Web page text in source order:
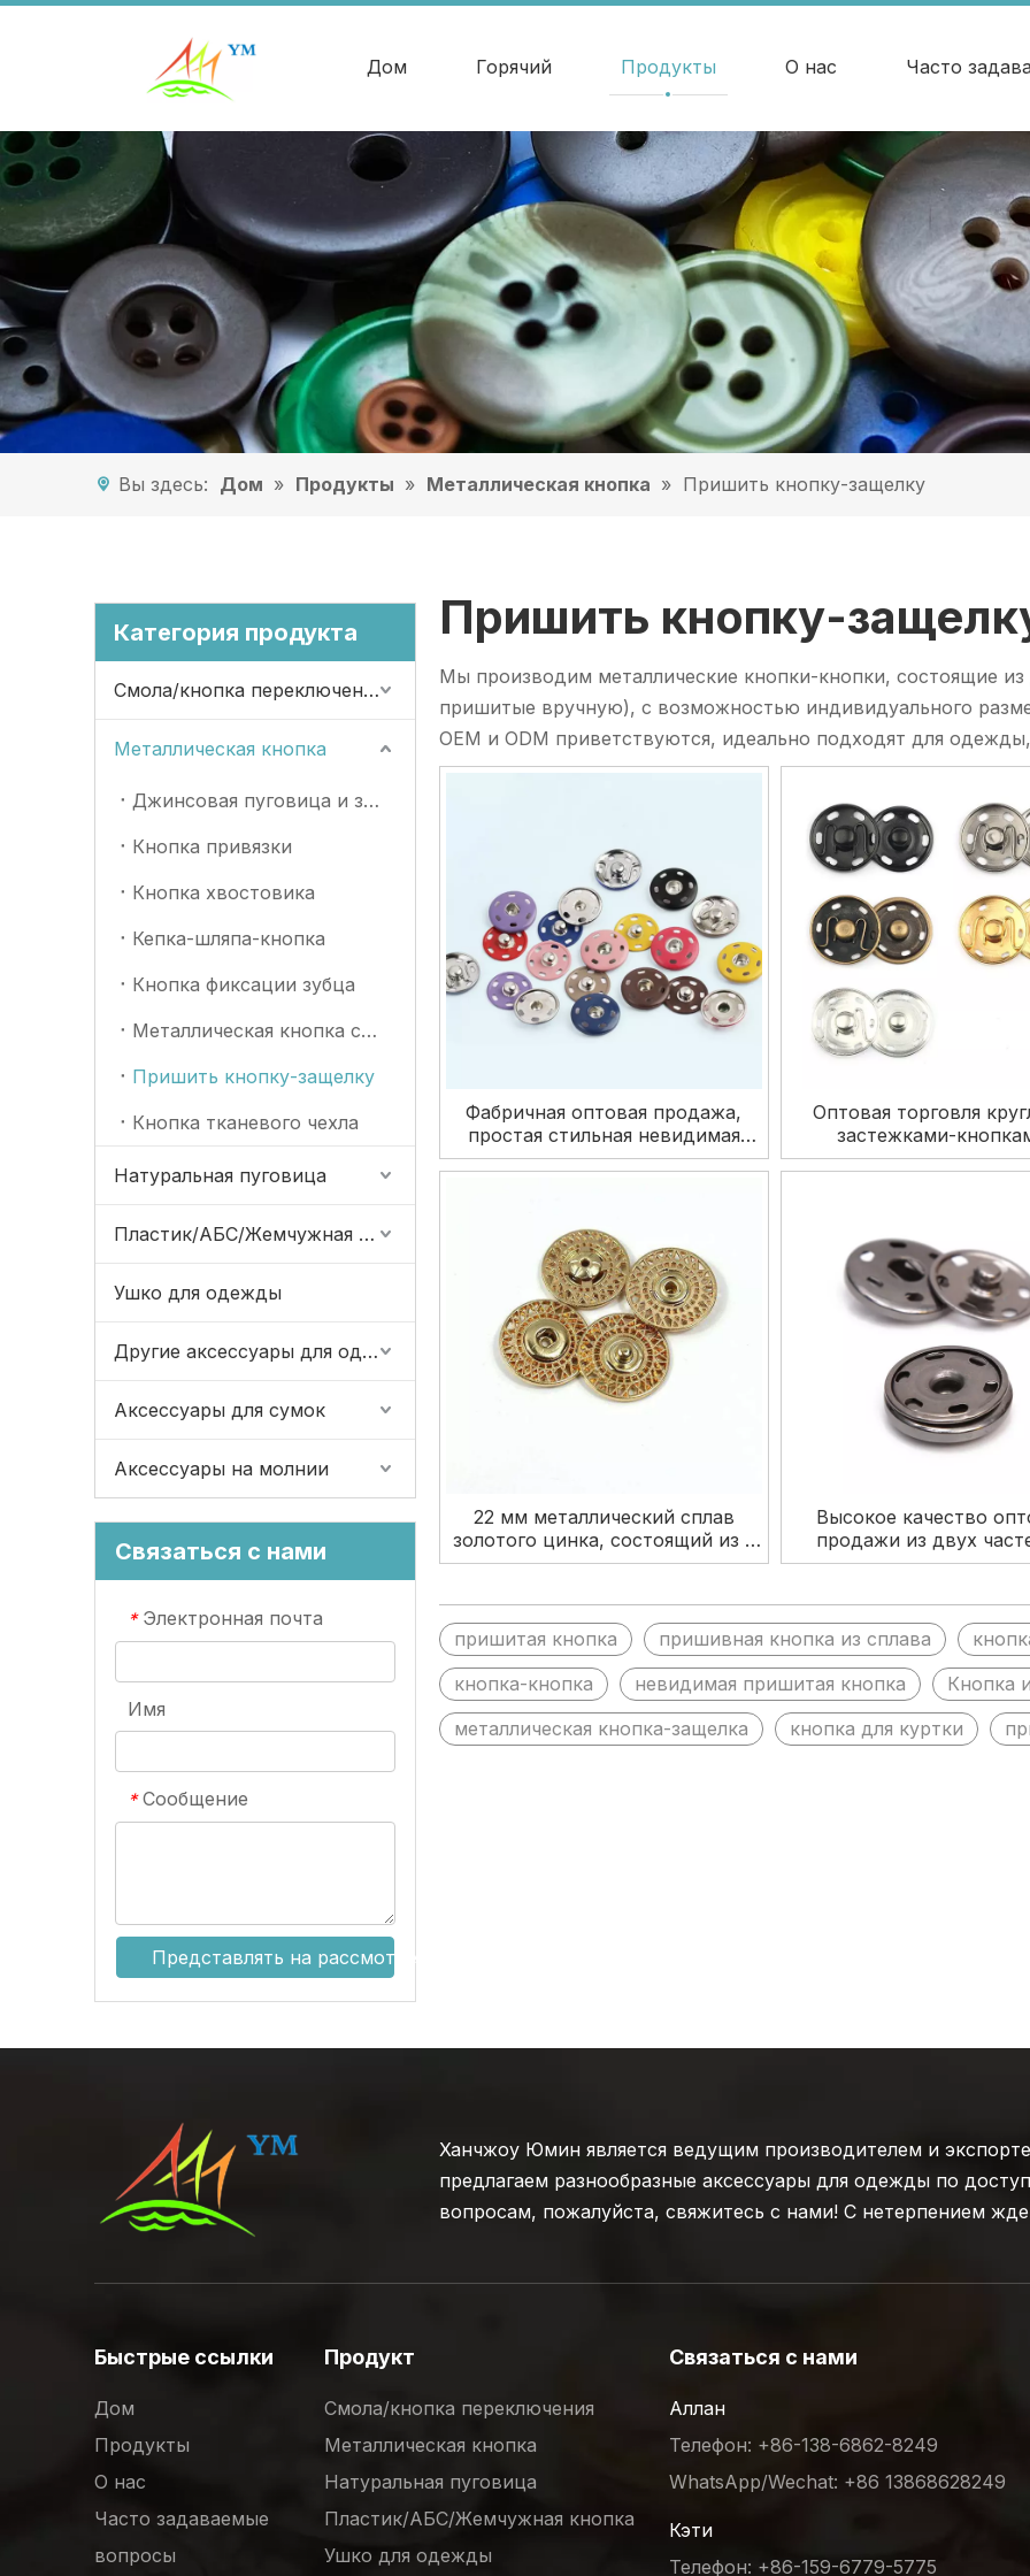
Дом Горячий Продукты О нас Часто
Вы здесь: Дом » Продукты » Металлическая кнопка » Пришить кнопку-защелку
Категория продукта
Смола/кнопка переключения
Металлическая кнопка
Джинсовая пуговица и заклепка
Кнопка привязки
Кнопка хвостовика
Кепка-шляпа-кнопка
Кнопка фиксации зубца
Металлическая кнопка с 4 отверстиями
Пришить кнопку-защелку
Кнопка тканевого чехла
Натуральная пуговица
Пластик/АБС/Жемчужная кнопка
Ушко для одежды
Другие аксессуары для одежды
Аксессуары для сумок
Аксессуары на молнии
Связаться с нами
* Электронная почта
Имя
* Сообщение
Представлять на рассмотрение
Пришить кнопку-
Мы производим металлические кнопки-кнопки, состоящие из
пришитые вручную), с возможностью индивидуального
OEM и ODM приветствуются, идеально подходят для
Фабричная оптовая продажа,
простая стильная невидимая
металлическая застежка,
Оптовая торговля
застежками-
латунными
22 мм металлический сплав
золотого цинка, состоящий из 2
частей, пришитая полая кнопка-
Высокое качество
продажи из двух
металлической латуни
пришитая кнопка пришивная кнопка из сплава
кнопка-кнопка
невидимая пришитая кнопка
Кнопка
металлическая кнопка-защелка
кнопка для куртки
Ханчжоу Юмин является ведущим производителем и
предлагаем разнообразные аксессуары для одежды по
вопросам, пожалуйста, свяжитесь с нами! С нетерпением
Быстрые ссылки
Дом
Продукты
О нас
Часто задаваемые
вопросы
Продукт
Смола/кнопка переключения
Металлическая кнопка
Натуральная пуговица
Пластик/АБС/Жемчужная кнопка
Ушко для одежды
Связаться с нами
Аллан
Телефон: +86-138-6862-8249
WhatsApp/Wechat: +86 13868628249
Кэти
Телефон: +86-159-6779-5775